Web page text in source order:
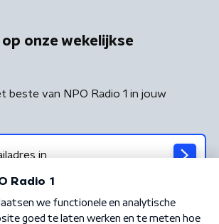
onze wekelijkse
beste van NPO Radio 1 in jouw